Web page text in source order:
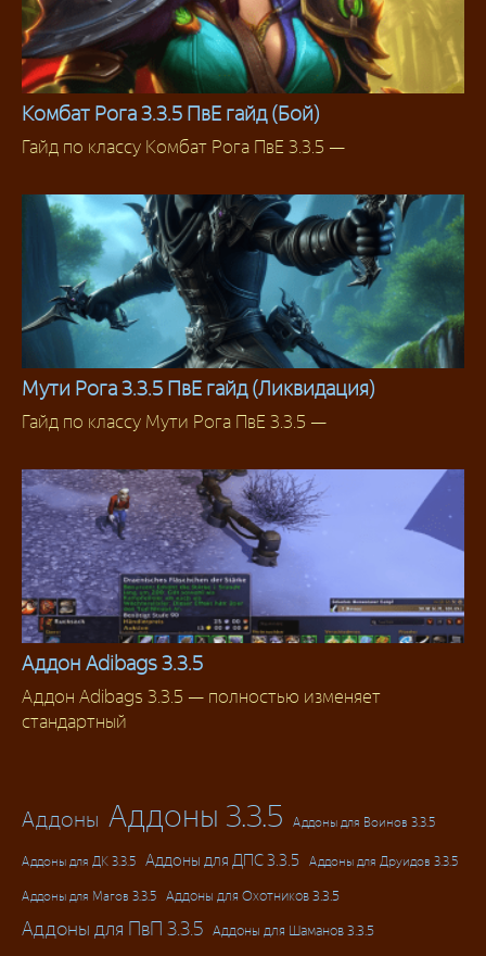
Разбойник
Комбат Рога 3.3.5 ПвЕ гайд (Бой)
Гайд по классу Комбат Рога ПвЕ 3.3.5 —
Разбойник
Мути Рога 3.3.5 ПвЕ гайд (Ликвидация)
Гайд по классу Мути Рога ПвЕ 3.3.5 —
Аддоны 3.3.5
Аддон Adibags 3.3.5
Аддон Adibags 3.3.5 — полностью изменяет
стандартный
Аддоны Аддоны 3.3.5 Аддоны для Воинов 3.3.5
Аддоны для ДК 3.3.5 Аддоны для ДПС 3.3.5 Аддоны для Друидов 3.3.5
Аддоны для Магов 3.3.5 Аддоны для Охотников 3.3.5
Аддоны для ПвП 3.3.5 Аддоны для Шаманов 3.3.5